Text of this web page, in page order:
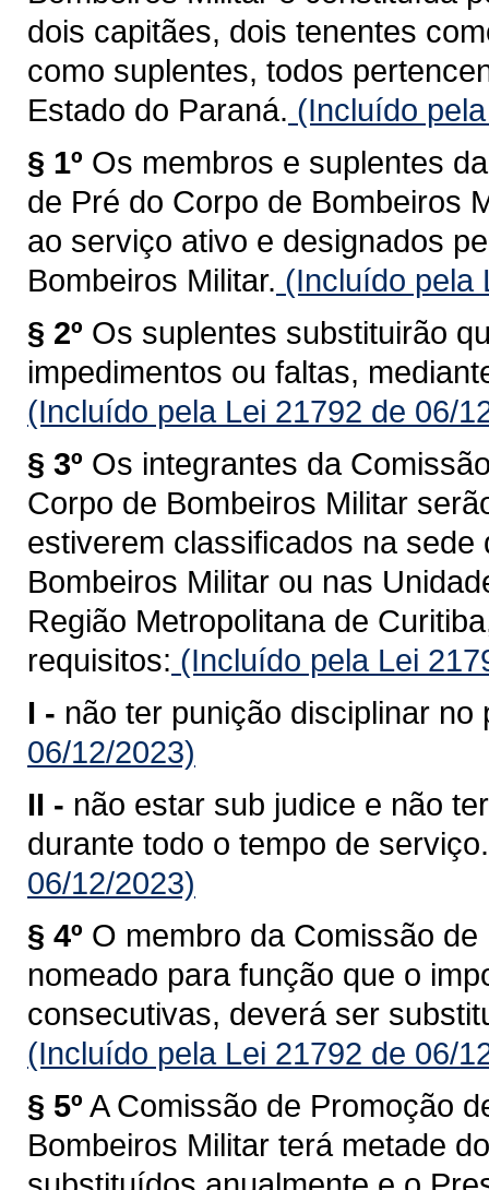
dois capitães, dois tenentes
como suplentes, todos
Estado do Paraná. (Incluído
§ 1º Os membros e suplentes
de Pré do Corpo de Bombeiros
ao serviço ativo e designados
Bombeiros Militar. (Incluído pela
§ 2º Os suplentes substituirão
impedimentos ou faltas,
(Incluído pela Lei 21792 de 06/
§ 3º Os integrantes da
Corpo de Bombeiros Militar
estiverem classificados na
Bombeiros Militar ou nas
Região Metropolitana de
requisitos: (Incluído pela Lei
I - não ter punição disciplinar no
06/12/2023)
II - não estar sub judice e não
durante todo o tempo de serviço.
06/12/2023)
§ 4º O membro da Comissão
nomeado para função que o
consecutivas, deverá ser
(Incluído pela Lei 21792 de 06/
§ 5º A Comissão de Promoção
Bombeiros Militar terá metade